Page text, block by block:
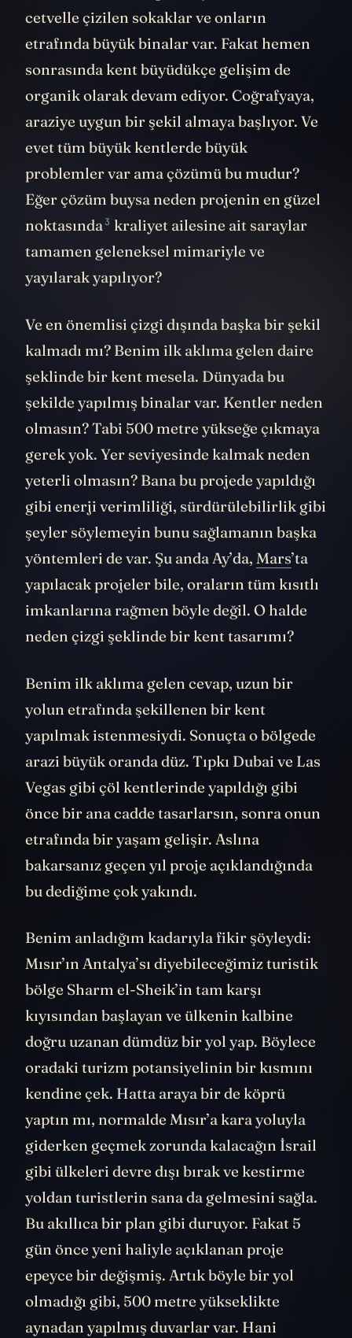
cetvelle çizilen sokaklar ve onların
etrafında büyük binalar var. Fakat hemen
sonrasında kent büyüdükçe gelişim de
organik olarak devam ediyor. Coğrafyaya,
araziye uygun bir şekil almaya başlıyor. Ve
evet tüm büyük kentlerde büyük
problemler var ama çözümü bu mudur?
Eğer çözüm buysa neden projenin en güzel
noktasında3 kraliyet ailesine ait saraylar
tamamen geleneksel mimariyle ve
yayılarak yapılıyor?
Ve en önemlisi çizgi dışında başka bir şekil
kalmadı mı? Benim ilk aklıma gelen daire
şeklinde bir kent mesela. Dünyada bu
şekilde yapılmış binalar var. Kentler neden
olmasın? Tabi 500 metre yükseğe çıkmaya
gerek yok. Yer seviyesinde kalmak neden
yeterli olmasın? Bana bu projede yapıldığı
gibi enerji verimliliği, sürdürülebilirlik gibi
şeyler söylemeyin bunu sağlamanın başka
yöntemleri de var. Şu anda Ay’da, Mars’ta
yapılacak projeler bile, oraların tüm kısıtlı
imkanlarına rağmen böyle değil. O halde
neden çizgi şeklinde bir kent tasarımı?
Benim ilk aklıma gelen cevap, uzun bir
yolun etrafında şekillenen bir kent
yapılmak istenmesiydi. Sonuçta o bölgede
arazi büyük oranda düz. Tıpkı Dubai ve Las
Vegas gibi çöl kentlerinde yapıldığı gibi
önce bir ana cadde tasarlarsın, sonra onun
etrafında bir yaşam gelişir. Aslına
bakarsanız geçen yıl proje açıklandığında
bu dediğime çok yakındı.
Benim anladığım kadarıyla fikir şöyleydi:
Mısır’ın Antalya’sı diyebileceğimiz turistik
bölge Sharm el-Sheik’in tam karşı
kıyısından başlayan ve ülkenin kalbine
doğru uzanan dümdüz bir yol yap. Böylece
oradaki turizm potansiyelinin bir kısmını
kendine çek. Hatta araya bir de köprü
yaptın mı, normalde Mısır’a kara yoluyla
giderken geçmek zorunda kalacağın İsrail
gibi ülkeleri devre dışı bırak ve kestirme
yoldan turistlerin sana da gelmesini sağla.
Bu akıllıca bir plan gibi duruyor. Fakat 5
gün önce yeni haliyle açıklanan proje
epeyce bir değişmiş. Artık böyle bir yol
olmadığı gibi, 500 metre yükseklikte
aynadan yapılmış duvarlar var. Hani